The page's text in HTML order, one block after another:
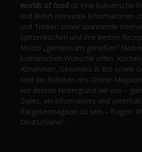
worlds of food ist eine kulinarische
und liefert relevante Informationen
und Trinken sowie spannende
Spitzenköchen und ihre besten
Motto „gemeinsam genießen“
kulinarischen Wünsche offen.
Abnehmen, Gesundes & Bio sowie
sind die Rubriken des Online-
vor dessen Hintergrund wir uns –
Zieles, ein informatives und
Ratgebermagazin zu sein – fragen:
Deutschland?